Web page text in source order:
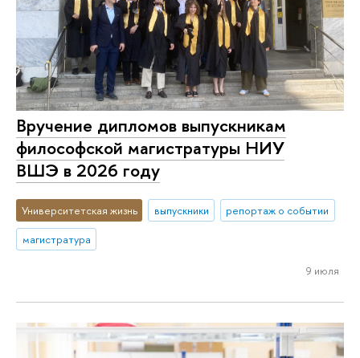
Вручение дипломов выпускникам
философской магистратуры НИУ
ВШЭ в 2026 году
Университетская жизнь выпускники
репортаж о событии
магистратура
9 июля